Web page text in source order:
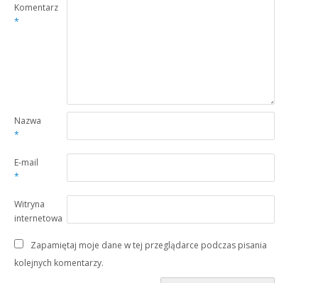
Komentarz
*
Nazwa
*
E-mail
*
Witryna
internetowa
Zapamiętaj moje dane w tej przeglądarce podczas pisania
kolejnych komentarzy.